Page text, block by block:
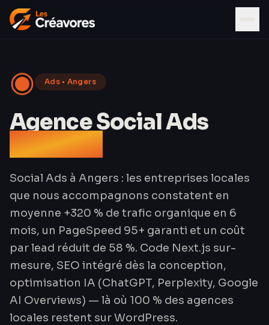
◉ Ads• Angers
Agence Social Ads
à Angers
Social Ads à Angers : les entreprises locales
que nous accompagnons constatent en
moyenne +320 % de trafic organique en 6
mois, un PageSpeed 95+ garanti et un coût
par lead réduit de 58 %. Code Next.js sur-
mesure, SEO intégré dès la conception,
optimisation IA (ChatGPT, Perplexity, Google
AI Overviews) — là où 100 % des agences
locales restent sur WordPress.